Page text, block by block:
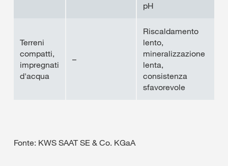
pH
Terreni
compatti,
impregnati
d'acqua
–
Riscaldamento
lento,
mineralizzazione
lenta,
consistenza
sfavorevole
Fonte: KWS SAAT SE & Co. KGaA